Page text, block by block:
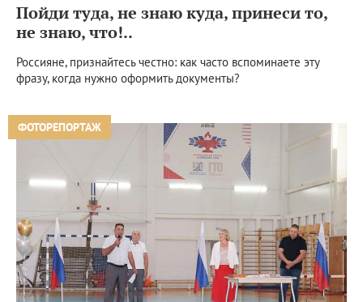
Пойди туда, не знаю куда, принеси то,
не знаю, что!..
Россияне, признайтесь честно: как часто вспоминаете эту
фразу, когда нужно оформить документы?
ФОТОРЕПОРТАЖ